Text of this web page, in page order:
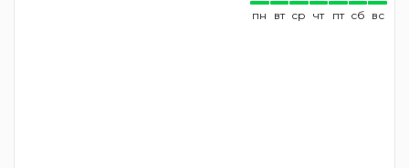
пн вт ср чт пт сб вс